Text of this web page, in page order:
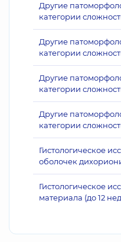
Другие
категории
Другие
категории
Другие
категории
Другие
категории
Гистологическое
оболочек
Гистологическое
материала (до 12